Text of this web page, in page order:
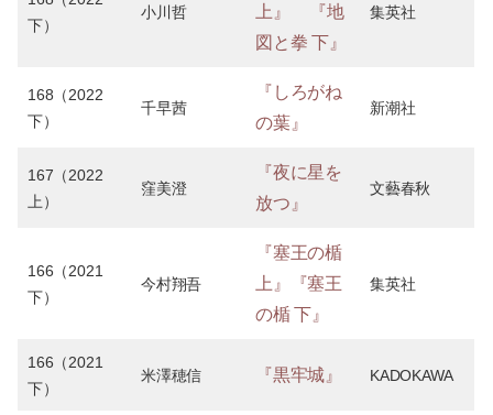
下）
小川哲 上』
『地
図と拳 下』
集英社
168（2022
下）
千早茜
『しろがね
の葉』
新潮社
167（2022
上）
窪美澄
『夜に星を
放つ』
文藝春秋
166（2021
下）
今村翔吾
『塞王の楯
上』
『塞王
の楯 下』
集英社
166（2021
下）
米澤穂信 『黒牢城』 KADOKAWA